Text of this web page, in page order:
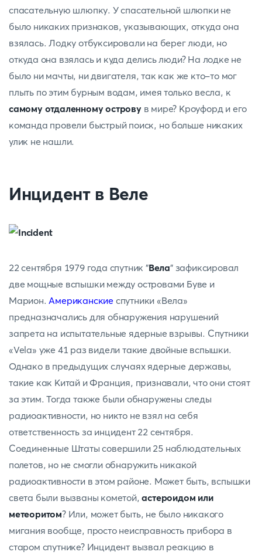
спасательную шлюпку. У спасательной шлюпки не
было никаких признаков, указывающих, откуда она
взялась. Лодку отбуксировали на берег люди, но
откуда она взялась и куда делись люди? На лодке не
было ни мачты, ни двигателя, так как же кто-то мог
плыть по этим бурным водам, имея только весла, к
самому отдаленному островув мире? Кроуфорд и его
команда провели быстрый поиск, но больше никаких
улик не нашли.
Инцидент в Веле
22 сентября 1979 года спутник "Вела" зафиксировал
две мощные вспышки между островами Буве и
Марион.Американские спутники «Вела»
предназначались для обнаружения нарушений
запрета на испытательные ядерные взрывы. Спутники
«Vela» уже 41 раз видели такие двойные вспышки.
Однако в предыдущих случаях ядерные державы,
такие как Китай и Франция, признавали, что они стоят
за этим. Тогда также были обнаружены следы
радиоактивности, но никто не взял на себя
ответственность за инцидент 22 сентября.
Соединенные Штаты совершили 25 наблюдательных
полетов, но не смогли обнаружить никакой
радиоактивности в этом районе. Может быть, вспышки
света были вызваны кометой,астероидом или
метеоритом? Или, может быть, не было никакого
мигания вообще, просто неисправность прибора в
старом спутнике? Инцидент вызвал реакцию в